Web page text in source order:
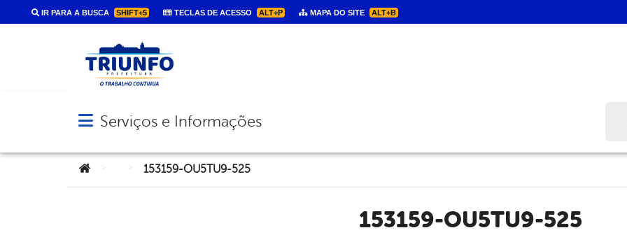
IR PARA A BUSCA SHIFT+5 TECLAS DE ACESSO ALT+P MAPA DO SITE ALT+B
Abrir menu principal de navegação
Serviços e Informações
Você está aqui:153159-OU5TU9-525
153159-OU5TU9-525